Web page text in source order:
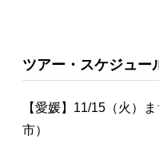
ツアー・スケジュー
【愛媛】11/15（火）
市）